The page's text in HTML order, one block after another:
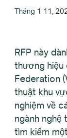
Tháng 1 11,
RFP này
thương
Federation
thuật khu
nghiệm về
ngành nghệ
tìm kiếm